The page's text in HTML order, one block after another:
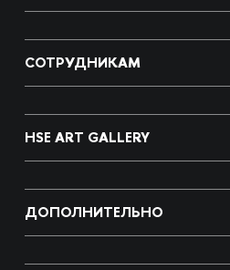
СОТРУДНИКАМ
HSE ART GALLERY
ДОПОЛНИТЕЛЬНО